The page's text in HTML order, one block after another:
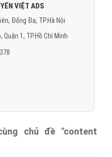
VIỆT ADS
Đống Đa, TP.Hà Nội
1, TP.Hồ Chí Minh
chủ đề "content